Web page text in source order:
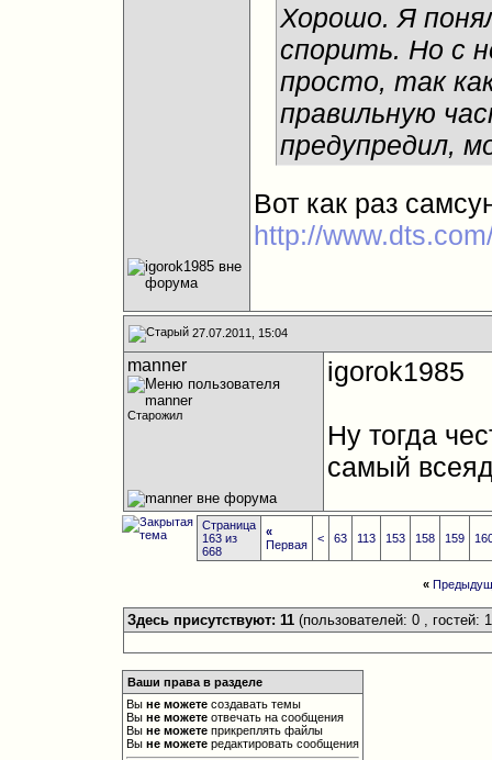
Хорошо. Я
спорить. Но с
просто, так
правильную
предупредил,
Вот как раз
http://
27.07.2011, 15:04
manner
Старожил
igorok1985
Ну тогда
самый
Страница
163 из
668
«
Первая
< 63 113 153 158 159
«
Здесь присутствуют: 11 (пользователей: 0 , гостей:
Ваши права в разделе
Выне можете создавать темы
Выне можете отвечать на сообщения
Выне можете прикреплять файлы
Выне можете редактировать сообщения